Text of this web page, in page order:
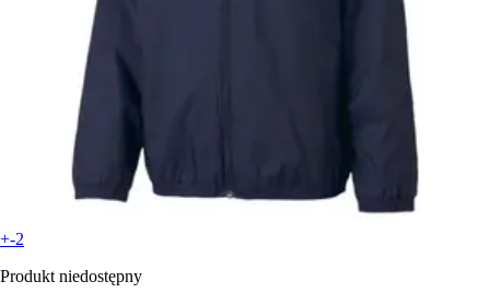
+-2
Produkt niedostępny